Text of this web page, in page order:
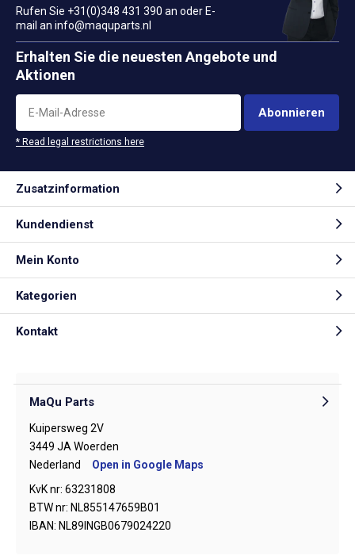
Rufen Sie +31(0)348 431 390 an oder E-
mail an info@maquparts.nl
Erhalten Sie die neuesten Angebote und
Aktionen
Abonnieren
* Read legal restrictions here
Zusatzinformation
Kundendienst
Mein Konto
Kategorien
Kontakt
MaQu Parts
Kuipersweg 2V
3449 JA Woerden
Nederland
Open in Google Maps
KvK nr: 63231808
BTW nr: NL855147659B01
IBAN: NL89INGB0679024220